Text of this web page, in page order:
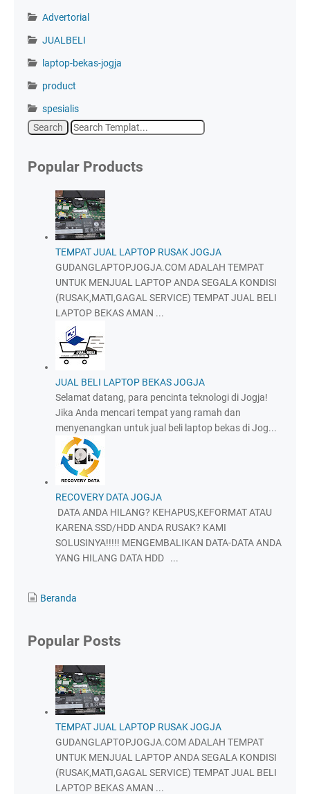
Advertorial
JUALBELI
laptop-bekas-jogja
product
spesialis
Popular Products
TEMPAT JUAL LAPTOP RUSAK JOGJA
GUDANGLAPTOPJOGJA.COM ADALAH TEMPAT
UNTUK MENJUAL LAPTOP ANDA SEGALA KONDISI
(RUSAK,MATI,GAGAL SERVICE) TEMPAT JUAL BELI
LAPTOP BEKAS AMAN ...
JUAL BELI LAPTOP BEKAS JOGJA
Selamat datang, para pencinta teknologi di Jogja!
Jika Anda mencari tempat yang ramah dan
menyenangkan untuk jual beli laptop bekas di Jog...
RECOVERY DATA JOGJA
DATA ANDA HILANG? KEHAPUS,KEFORMAT ATAU
KARENA SSD/HDD ANDA RUSAK? KAMI
SOLUSINYA!!!!! MENGEMBALIKAN DATA-DATA ANDA
YANG HILANG DATA HDD ...
Beranda
Popular Posts
TEMPAT JUAL LAPTOP RUSAK JOGJA
GUDANGLAPTOPJOGJA.COM ADALAH TEMPAT
UNTUK MENJUAL LAPTOP ANDA SEGALA KONDISI
(RUSAK,MATI,GAGAL SERVICE) TEMPAT JUAL BELI
LAPTOP BEKAS AMAN ...